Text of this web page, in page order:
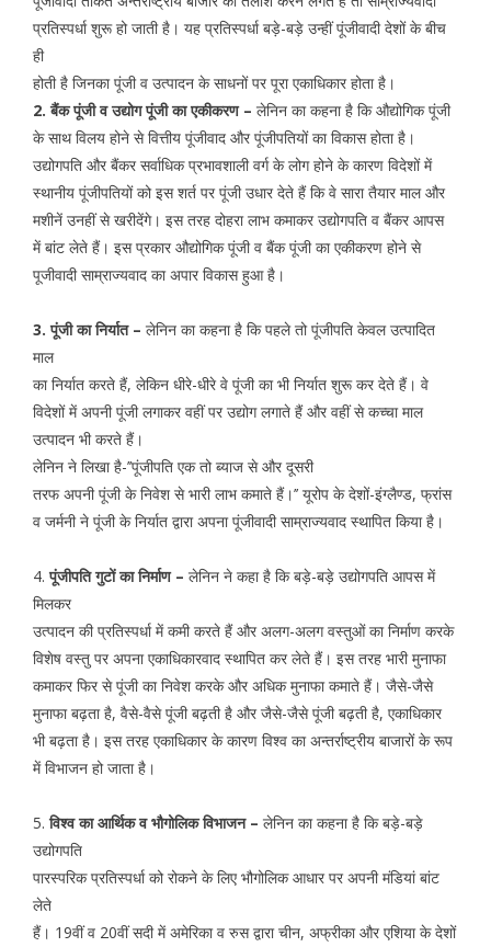
प्रतिस्पर्धा शुरू हो जाती है। यह प्रतिस्पर्धा बड़े-बड़े उन्हीं पूंजीवादी देशों के बीच
ही
होती है जिनका पूंजी व उत्पादन के साधनों पर पूरा एकाधिकार होता है।
2. बैंक पूंजी व उद्योग पूंजी का एकीकरण – लेनिन का कहना है कि औद्योगिक पूंजी
के साथ विलय होने से वित्तीय पूंजीवाद और पूंजीपतियों का विकास होता है।
उद्योगपति और बैंकर सर्वाधिक प्रभावशाली वर्ग के लोग होने के कारण विदेशों में
स्थानीय पूंजीपतियों को इस शर्त पर पूंजी उधार देते हैं कि वे सारा तैयार माल और
मशीनें उनहीं से खरीदेंगे। इस तरह दोहरा लाभ कमाकर उद्योगपति व बैंकर आपस
में बांट लेते हैं। इस प्रकार औद्योगिक पूंजी व बैंक पूंजी का एकीकरण होने से
पूजीवादी साम्राज्यवाद का अपार विकास हुआ है।
3. पूंजी का निर्यात – लेनिन का कहना है कि पहले तो पूंजीपति केवल उत्पादित
माल
का निर्यात करते हैं, लेकिन धीरे-धीरे वे पूंजी का भी निर्यात शुरू कर देते हैं। वे
विदेशों में अपनी पूंजी लगाकर वहीं पर उद्योग लगाते हैं और वहीं से कच्चा माल
उत्पादन भी करते हैं।
लेनिन ने लिखा है-’’पूंजीपति एक तो ब्याज से और दूसरी
तरफ अपनी पूंजी के निवेश से भारी लाभ कमाते हैं।’’ यूरोप के देशों-इंग्लैण्ड, फ्रांस
व जर्मनी ने पूंजी के निर्यात द्वारा अपना पूंजीवादी साम्राज्यवाद स्थापित किया है।
4.पूंजीपति गुटों का निर्माण – लेनिन ने कहा है कि बड़े-बड़े उद्योगपति आपस में
मिलकर
उत्पादन की प्रतिस्पर्धा में कमी करते हैं और अलग-अलग वस्तुओं का निर्माण करके
विशेष वस्तु पर अपना एकाधिकारवाद स्थापित कर लेते हैं। इस तरह भारी मुनाफा
कमाकर फिर से पूंजी का निवेश करके और अधिक मुनाफा कमाते हैं। जैसे-जैसे
मुनाफा बढ़ता है, वैसे-वैसे पूंजी बढ़ती है और जैसे-जैसे पूंजी बढ़ती है, एकाधिकार
भी बढ़ता है। इस तरह एकाधिकार के कारण विश्व का अन्तर्राष्ट्रीय बाजारों के रूप
में विभाजन हो जाता है।
5.विश्व का आर्थिक व भौगोलिक विभाजन – लेनिन का कहना है कि बड़े-बड़े
उद्योगपति
पारस्परिक प्रतिस्पर्धा को रोकने के लिए भौगोलिक आधार पर अपनी मंडियां बांट
लेते
हैं। 19वीं व 20वीं सदी में अमेरिका व रुस द्वारा चीन, अफ्रीका और एशिया के देशों